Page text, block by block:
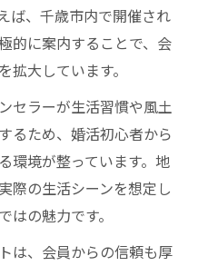
ば、千歳市内で開催され
的に案内することで、会
拡大しています。
セラーが生活習慣や風土
るため、婚活初心者から
環境が整っています。地
際の生活シーンを想定し
はの魅力です。
は、会員からの信頼も厚